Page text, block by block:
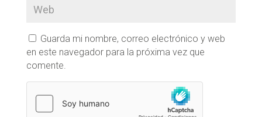
Guarda mi nombre, correo electrónico y web
en este navegador para la próxima vez que
comente.